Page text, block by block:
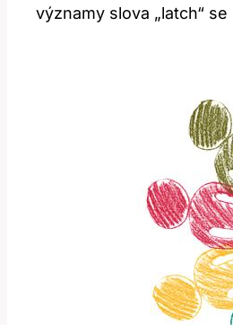
významy slova „latch“